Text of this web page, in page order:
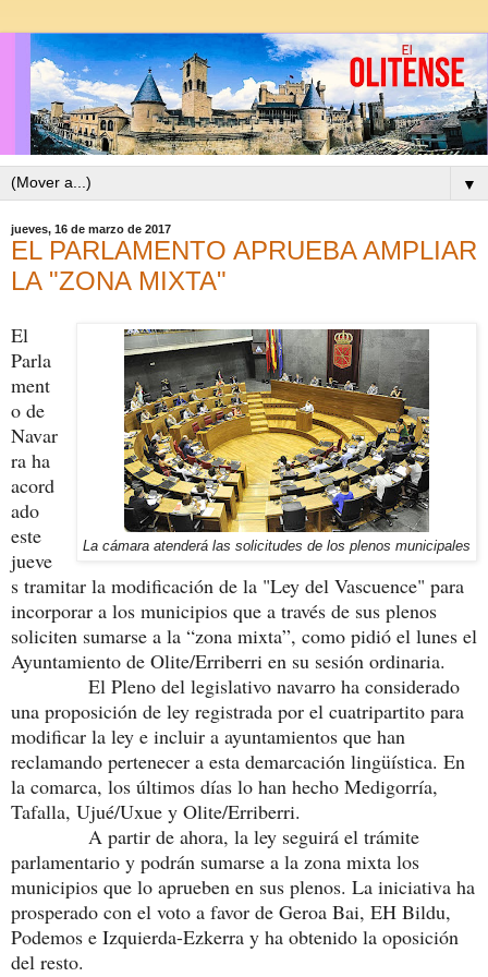
▼
jueves, 16 de marzo de 2017
EL PARLAMENTO APRUEBA AMPLIAR
LA "ZONA MIXTA"
La cámara atenderá las solicitudes de los plenos municipales
El
Parla
ment
o de
Navar
ra ha
acord
ado
este
jueve
s tramitar la modificación de la "Ley del Vascuence" para
incorporar a los municipios que a través de sus plenos
soliciten sumarse a la “zona mixta”, como pidió el lunes el
Ayuntamiento de Olite/Erriberri en su sesión ordinaria.
El Pleno del legislativo navarro ha considerado
una proposición de ley registrada por el cuatripartito para
modificar la ley e incluir a ayuntamientos que han
reclamando pertenecer a esta demarcación lingüística. En
la comarca, los últimos días lo han hecho Medigorría,
Tafalla, Ujué/Uxue y Olite/Erriberri.
A partir de ahora, la ley seguirá el trámite
parlamentario y podrán sumarse a la zona mixta los
municipios que lo aprueben en sus plenos. La iniciativa ha
prosperado con el voto a favor de Geroa Bai, EH Bildu,
Podemos e Izquierda-Ezkerra y ha obtenido la oposición
del resto.